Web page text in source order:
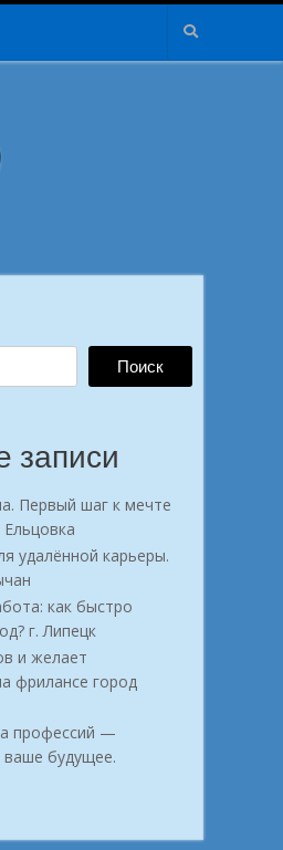
Поиск
записи
Первый шаг к мечте
Ельцовка
удалённой карьеры.
как быстро
г. Липецк
и желает
фрилансе город
профессий —
ваше будущее.